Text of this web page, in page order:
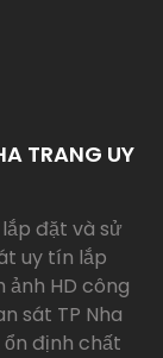
TRANG UY
đặt và sử
uy tín lắp
HD công
sát TP Nha
định chất